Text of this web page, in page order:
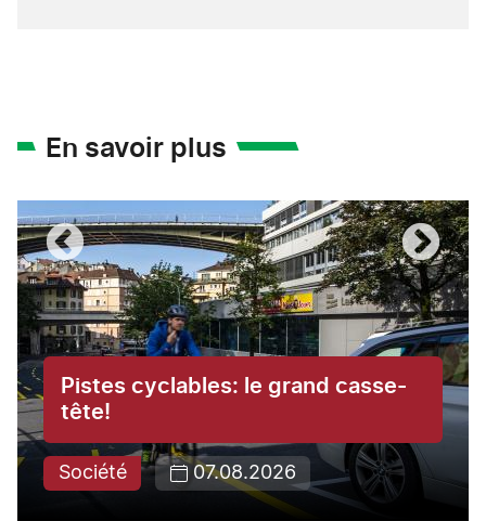
En savoir plus
Pistes cyclables: le grand casse-
tête!
Société 07.08.2026